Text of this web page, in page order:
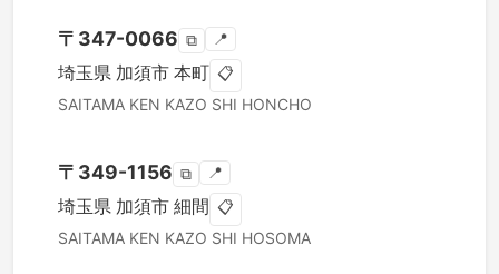
〒 347-0066 ⧉ 📍
埼玉県 加須市 本町 📋
SAITAMA KEN KAZO SHI HONCHO
〒 349-1156 ⧉ 📍
埼玉県 加須市 細間 📋
SAITAMA KEN KAZO SHI HOSOMA